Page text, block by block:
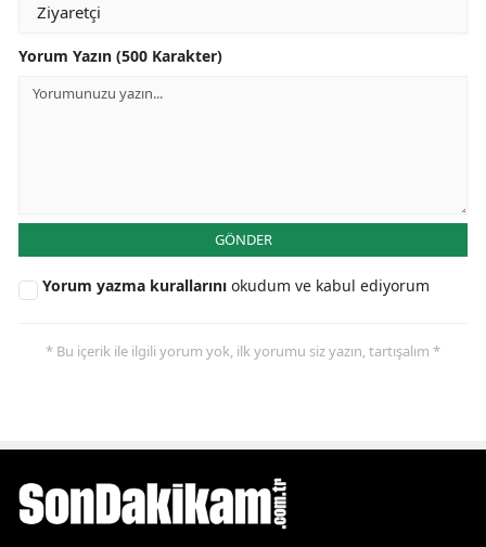
Yorum Yazın (500 Karakter)
GÖNDER
Yorum yazma kurallarını okudum ve kabul ediyorum
* Bu içerik ile ilgili yorum yok, ilk yorumu siz yazın, tartışalım *